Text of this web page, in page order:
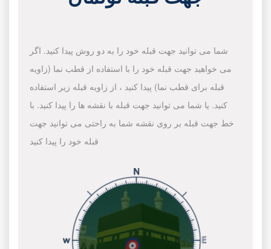
شما می توانید جهت قبله خود را به دو روش پیدا کنید. اگر
می خواهید جهت قبله خود را با استفاده از قطب نما (زاویه
قبله برای قطب نما) پیدا کنید ، از زاویه قبله زیر استفاده
کنید. یا شما می توانید جهت قبله با نقشه ها را پیدا کنید. با
خط جهت قبله بر روی نقشه شما به راحتی می توانید جهت
قبله خود را پیدا کنید